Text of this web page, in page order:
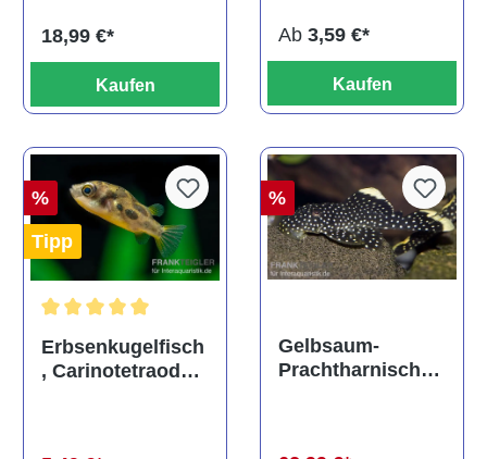
18,99 €*
Kaufen
Ab 3,59 €*
Kaufen
%
Tipp
Durchschnittliche Bewertung von 5 von 5 Sternen
Erbsenkugelfisch
, Carinotetraodon
%
Gelbsaum-
Prachtharnischw